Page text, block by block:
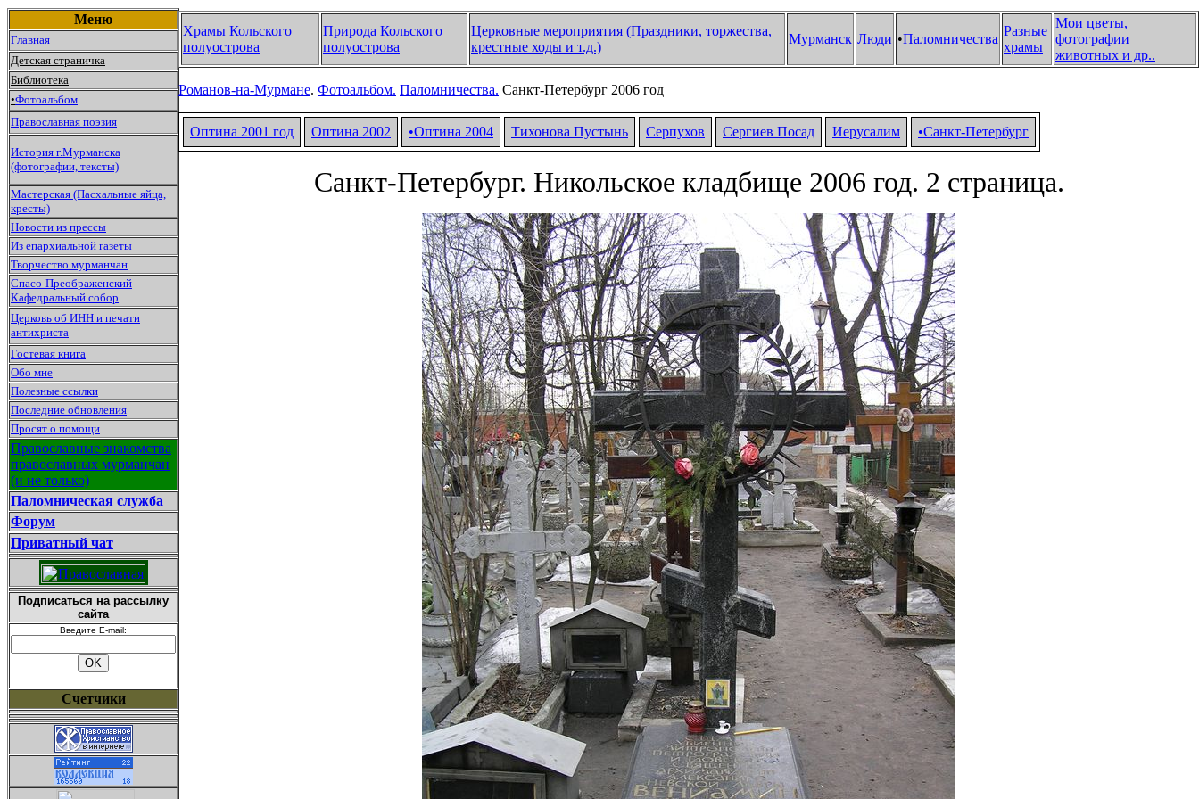
Меню
Главная
Детская страничка
Библиотека
•Фотоальбом
Православная поэзия
История г.Мурманска
(фотографии, тексты)
Мастерская (Пасхальные яйца,
кресты)
Новости из прессы
Из епархиальной газеты
Творчество мурманчан
Спасо-Преображенский
Кафедральный собор
Церковь об ИНН и печати
антихриста
Гостевая книга
Обо мне
Полезные ссылки
Последние обновления
Просят о помощи
Православные знакомства
православных мурманчан
(и не только)
Паломническая служба
Форум
Приватный чат
Подписаться на рассылку
сайта
Введите E-mail:
Счетчики
Храмы Кольского
полуострова
Природа Кольского
полуострова
Церковные мероприятия (Праздники, торжества,
крестные ходы и т.д.)
Мурманск Люди •Паломничества
Разные
храмы
Мои цветы,
фотографии
животных и др..
Романов-на-Мурмане. Фотоальбом. Паломничества. Санкт-Петербург 2006 год
Оптина 2001 год Оптина 2002 •Оптина 2004 Тихонова Пустынь Серпухов Сергиев Посад Иерусалим •Санкт-Петербург
Санкт-Петербург. Никольское кладбище 2006 год. 2 страница.